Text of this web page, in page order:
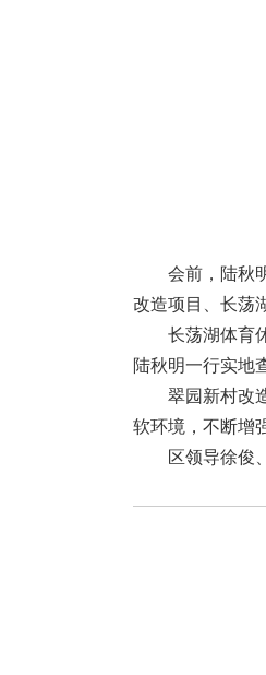
会前，陆秋
改造项目、长荡
长荡湖体育
陆秋明一行实地
翠园新村改
软环境，不断增
区领导徐俊